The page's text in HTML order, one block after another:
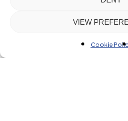
VIEW
Cookie